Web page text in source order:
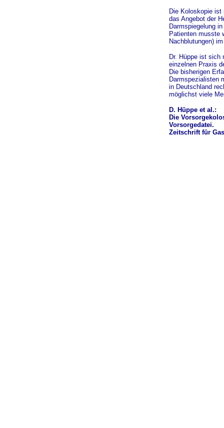
Die Koloskopie
das Angebot der
Darmspiegelung
Patienten musste
Nachblutungen)
Dr. Hüppe ist sich
einzelnen Praxis
Die bisherigen
Darmspezialisten
in Deutschland
möglichst viele
D. Hüppe et al.:
Die
Vorsorgedatei.
Zeitschrift für